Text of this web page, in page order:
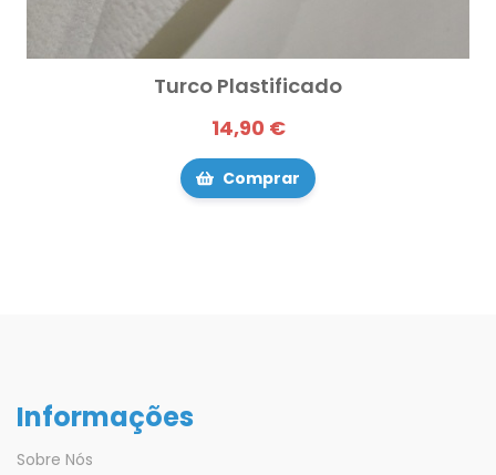
Turco Plastificado
14,90 €
Comprar
Informações
Sobre Nós